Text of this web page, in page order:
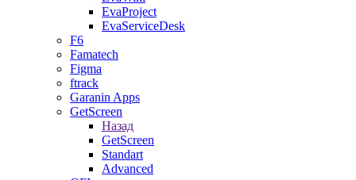
EvaProject
EvaServiceDesk
F6
Famatech
Figma
ftrack
Garanin Apps
GetScreen
Назад
GetScreen
Standart
Advanced